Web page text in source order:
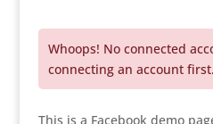
Whoops! No connected
connecting an account first.
This is a Facebook demo